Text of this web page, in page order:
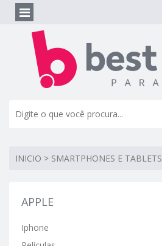
INICIO > SMARTPHONES E TABLETS
APPLE
Iphone